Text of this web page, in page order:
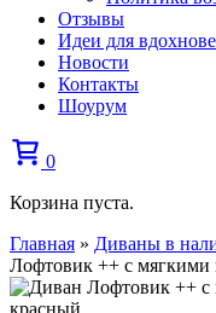
Отзывы
Идеи для
Новости
Контакты
Шоурум
0
Корзина пуста.
Главная » Диваны в
Лофтовик ++ с мягкими